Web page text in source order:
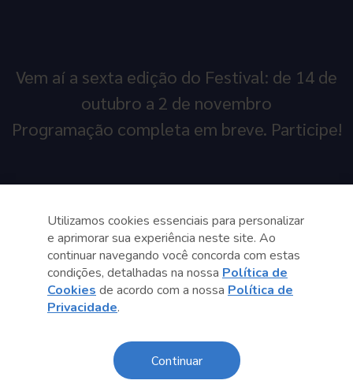
Vem aí a sexta edição do Festival: de 14 de
outubro a 2 de novembro
Programação completa em breve. Participe!
Utilizamos cookies essenciais para personalizar
e aprimorar sua experiência neste site. Ao
continuar navegando você concorda com estas
condições, detalhadas na nossa Política de
Cookies de acordo com a nossa Política de
Privacidade.
Continuar